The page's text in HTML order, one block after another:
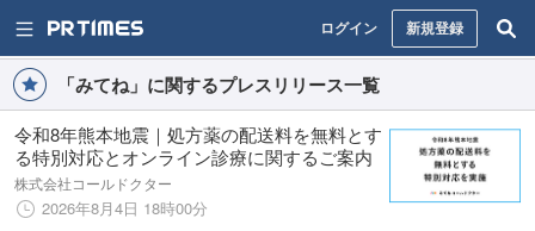
ログイン 新規登録
「みてね」に関するプレスリリース一覧
令和8年熊本地震｜処方薬の配送料を無料とす
る特別対応とオンライン診療に関するご案内
株式会社コールドクター
2026年8月4日 18時00分